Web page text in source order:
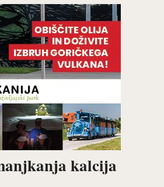
kalcija